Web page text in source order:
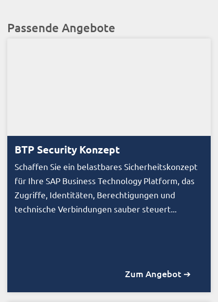
Passende Angebote
BTP Security Konzept
Schaffen Sie ein belastbares Sicherheitskonzept
für Ihre SAP Business Technology Platform, das
Zugriffe, Identitäten, Berechtigungen und
technische Verbindungen sauber steuert...
Zum Angebot ➔